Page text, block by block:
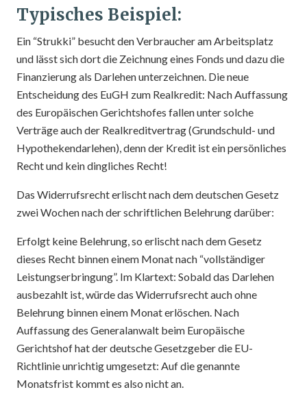
Typisches Beispiel:
Ein “Strukki” besucht den Verbraucher am Arbeitsplatz
und lässt sich dort die Zeichnung eines Fonds und dazu die
Finanzierung als Darlehen unterzeichnen. Die neue
Entscheidung des EuGH zum Realkredit: Nach Auffassung
des Europäischen Gerichtshofes fallen unter solche
Verträge auch der Realkreditvertrag (Grundschuld- und
Hypothekendarlehen), denn der Kredit ist ein persönliches
Recht und kein dingliches Recht!
Das Widerrufsrecht erlischt nach dem deutschen Gesetz
zwei Wochen nach der schriftlichen Belehrung darüber:
Erfolgt keine Belehrung, so erlischt nach dem Gesetz
dieses Recht binnen einem Monat nach “vollständiger
Leistungserbringung”. Im Klartext: Sobald das Darlehen
ausbezahlt ist, würde das Widerrufsrecht auch ohne
Belehrung binnen einem Monat erlöschen. Nach
Auffassung des Generalanwalt beim Europäische
Gerichtshof hat der deutsche Gesetzgeber die EU-
Richtlinie unrichtig umgesetzt: Auf die genannte
Monatsfrist kommt es also nicht an.